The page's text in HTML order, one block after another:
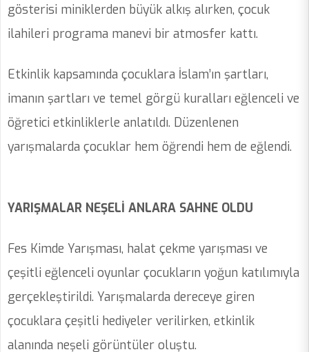
gösterisi miniklerden büyük alkış alırken, çocuk
ilahileri programa manevi bir atmosfer kattı.
Etkinlik kapsamında çocuklara İslam’ın şartları,
imanın şartları ve temel görgü kuralları eğlenceli ve
öğretici etkinliklerle anlatıldı. Düzenlenen
yarışmalarda çocuklar hem öğrendi hem de eğlendi.
YARIŞMALAR NEŞELİ ANLARA SAHNE OLDU
Fes Kimde Yarışması, halat çekme yarışması ve
çeşitli eğlenceli oyunlar çocukların yoğun katılımıyla
gerçekleştirildi. Yarışmalarda dereceye giren
çocuklara çeşitli hediyeler verilirken, etkinlik
alanında neşeli görüntüler oluştu.